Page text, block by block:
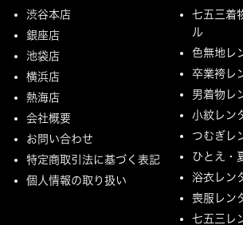
渋谷本店
銀座店
池袋店
横浜店
熱海店
会社概要
お問い合わせ
特定商取引法に基づく表記
個人情報の取り扱い
七五三着
ル
色無地レ
卒業袴レ
男着物レ
小紋レン
つむぎレ
ひとえ・
浴衣レン
喪服レン
七五三レ